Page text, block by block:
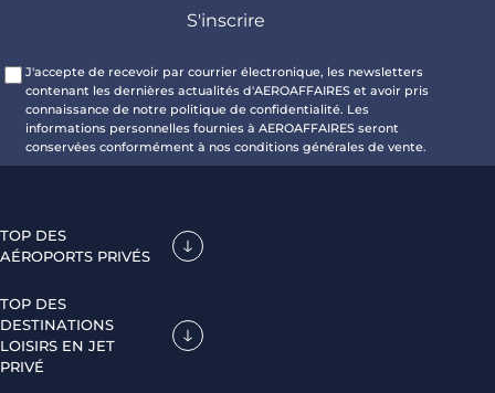
J'accepte de recevoir par courrier électronique, les newsletters
contenant les dernières actualités d'AEROAFFAIRES et avoir pris
connaissance de notre politique de confidentialité. Les
informations personnelles fournies à AEROAFFAIRES seront
conservées conformément à nos conditions générales de vente.
TOP DES
AÉROPORTS PRIVÉS
TOP DES
DESTINATIONS
LOISIRS EN JET
PRIVÉ